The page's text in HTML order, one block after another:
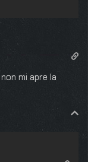
mi apre la